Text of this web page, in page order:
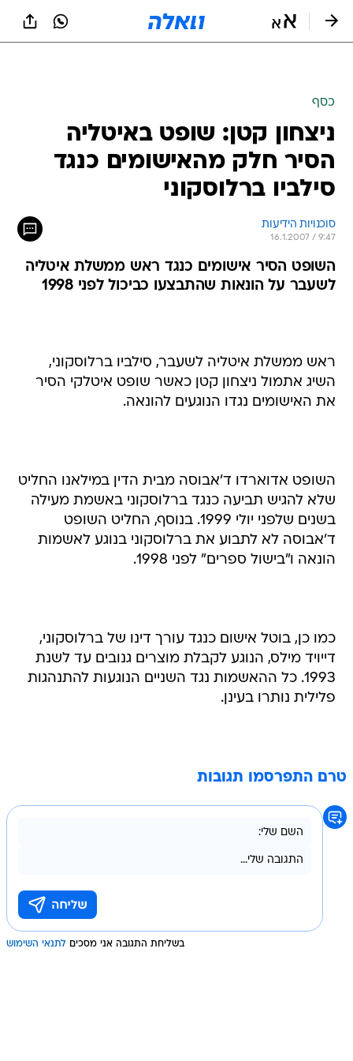
כסף
ניצחון קטן: שופט באיטליה
הסיר חלק מהאישומים כנגד
סילביו ברלוסקוני
סוכנויות הידיעות
16.1.2007 / 9:47
השופט הסיר אישומים כנגד ראש ממשלת איטליה
לשעבר על הונאות שהתבצעו כביכול לפני 1998
ראש ממשלת איטליה לשעבר, סילביו ברלוסקוני,
השיג אתמול ניצחון קטן כאשר שופט איטלקי הסיר
את האישומים נגדו הנוגעים להונאה.
השופט אדוארדו ד'אבוסה מבית הדין במילאנו החליט
שלא להגיש תביעה כנגד ברלוסקוני באשמת מעילה
בשנים שלפני יולי 1999. בנוסף, החליט השופט
ד'אבוסה לא לתבוע את ברלוסקוני בנוגע לאשמות
הונאה ו"בישול ספרים" לפני 1998.
כמו כן, בוטל אישום כנגד עורך דינו של ברלוסקוני,
דייויד מילס, הנוגע לקבלת מוצרים גנובים עד לשנת
1993. כל ההאשמות נגד השניים הנוגעות להתנהגות
פלילית נותרו בעינן.
טרם התפרסמו תגובות
בשליחת התגובה אני מסכים לתנאי השימוש